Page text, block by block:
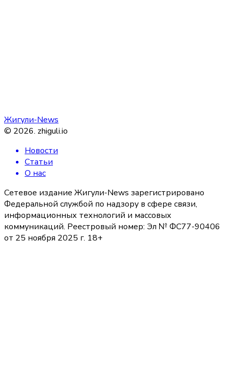
Жигули-News
© 2026. zhiguli.io
Новости
Статьи
О нас
Сетевое издание Жигули-News зарегистрировано
Федеральной службой по надзору в сфере связи,
информационных технологий и массовых
коммуникаций. Реестровый номер: Эл № ФС77-90406
от 25 ноября 2025 г. 18+